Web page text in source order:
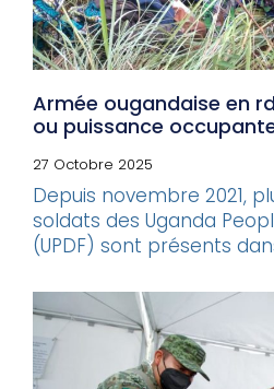
Armée ougandaise en
ou puissance
27 Octobre 2025
Depuis novembre 2021,
soldats des Uganda
(UPDF) sont présents